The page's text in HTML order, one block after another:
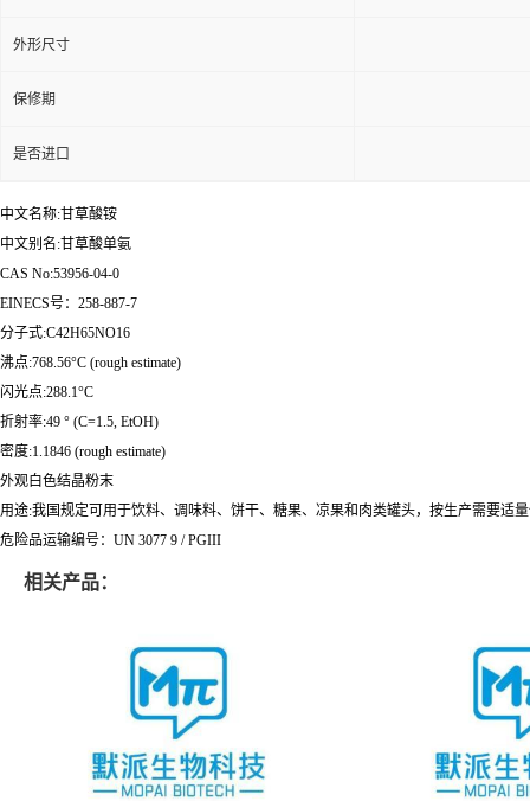
外形尺寸
保修期
是否进口
中文名称:甘草酸铵
中文别名:甘草酸单氨
CAS No:53956-04-0
EINECS号：258-887-7
分子式:C42H65NO16
沸点:768.56°C (rough estimate)
闪光点:288.1°C
折射率:49 ° (C=1.5, EtOH)
密度:1.1846 (rough estimate)
外观白色结晶粉末
用途:我国规定可用于饮料、调味料、饼干、糖果、凉果和肉类罐头，按生产需要适
危险品运输编号：UN 3077 9 / PGIII
相关产品：